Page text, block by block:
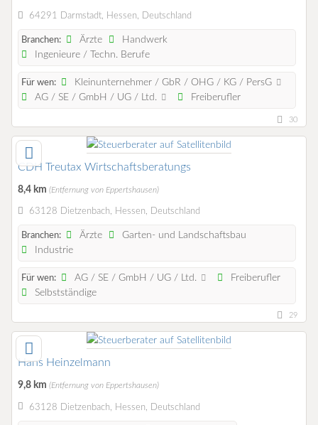
64291 Darmstadt, Hessen, Deutschland
Branchen: Ärzte
Handwerk
Ingenieure / Techn. Berufe
Für wen:
Kleinunternehmer / GbR / OHG / KG / PersG
AG / SE / GmbH / UG / Ltd.
Freiberufler
30
CDH Treutax Wirtschaftsberatungs
8,4 km (Entfernung von Eppertshausen)
63128 Dietzenbach, Hessen, Deutschland
Branchen: Ärzte
Garten- und Landschaftsbau
Industrie
Für wen: AG / SE / GmbH / UG / Ltd.
Freiberufler
Selbstständige
29
Hans Heinzelmann
9,8 km (Entfernung von Eppertshausen)
63128 Dietzenbach, Hessen, Deutschland